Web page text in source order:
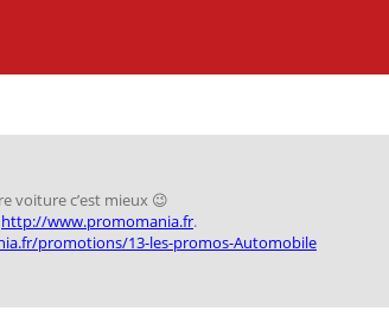
voiture c’est mieux 😉
http://www.promomania.fr.
promotions/13-les-promos-Automobile